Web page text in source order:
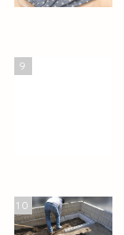
9
10